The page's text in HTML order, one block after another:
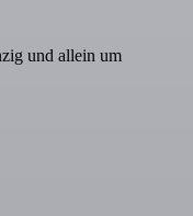
und allein um